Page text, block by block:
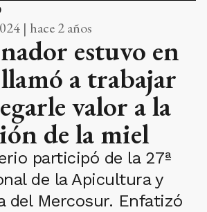
| hace 2 años
estuvo en
a trabajar
valor a la
de la miel
participó de la 27ª
de la Apicultura y
del Mercosur. Enfatizó